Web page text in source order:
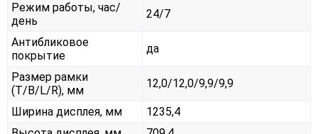
Режим работы, час/
день
24/7
Антибликовое
покрытие
да
Размер рамки
(T/B/L/R), мм
12,0/12,0/9,9/9,9
Ширина дисплея, мм
1235,4